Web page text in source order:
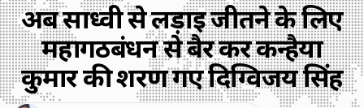
अब साध्वी से लड़ाई जीतने के लिए
महागठबंधन से बैर कर कन्हैया
कुमार की शरण गए दिग्विजय सिंह